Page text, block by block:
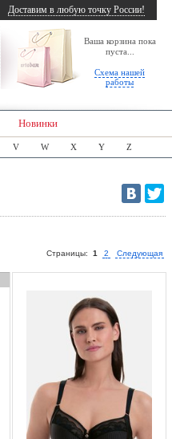
Ваша корзина пока
пуста...
Схема нашей
работы
Доставим в любую точку России!
Новинки
V W X Y Z
Страницы: 1 2 Следующая